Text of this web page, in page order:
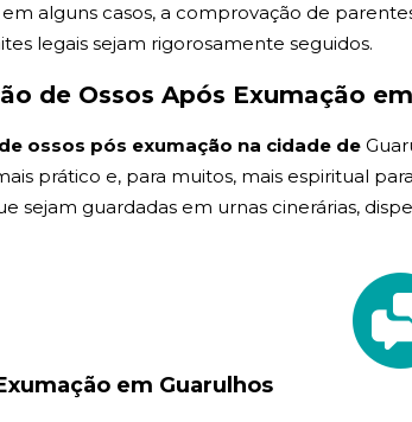
alguns casos, a comprovação de
legais sejam rigorosamente seguidos.
de Ossos Após Exumação
ossos pós exumação na cidade de
prático e, para muitos, mais espiritual
sejam guardadas em urnas cinerárias,
em Guarulhos